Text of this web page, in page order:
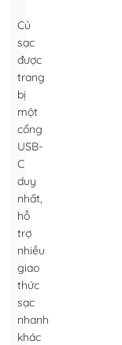
Củ
sạc
được
trang
bị
một
cổng
USB-
C
duy
nhất,
hỗ
trợ
nhiều
giao
thức
sạc
nhanh
khác